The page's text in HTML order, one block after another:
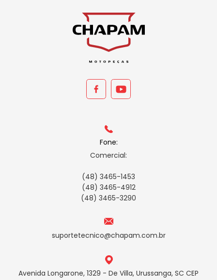
Fone:
Comercial:
(48) 3465-1453
(48) 3465-4912
(48) 3465-3290
suportetecnico@chapam.com.br
Avenida Longarone, 1329 - De Villa, Urussanga, SC CEP